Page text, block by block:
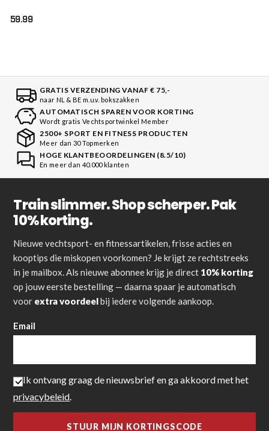
59.99
GRATIS VERZENDING VANAF € 75,-
naar NL & BE m.u.v. bokszakken
AUTOMATISCH SPAREN VOOR KORTING
Wordt gratis Vechtsportwinkel Member
2500+ SPORT EN FITNESS PRODUCTEN
Meer dan 30 Topmerken
HOGE KLANTBEOORDELINGEN (8.5/10)
En meer dan 40.000 klanten
Train slimmer. Shop scherper. Pak
10% korting.
Nieuwe vechtsport- en fitnessartikelen, frisse acties en
kooptips die miskopen voorkomen? Je krijgt ze rechtstreeks
in je mailbox. Als nieuwe abonnee krijg je direct 10% korting
op jouw eerste bestelling — daarna spaar je automatisch
voor extra voordeelbij iedere volgende aankoop.
Email
Ik ontvang graag de nieuwsbrief en ga akkoord met het
privacybeleid.